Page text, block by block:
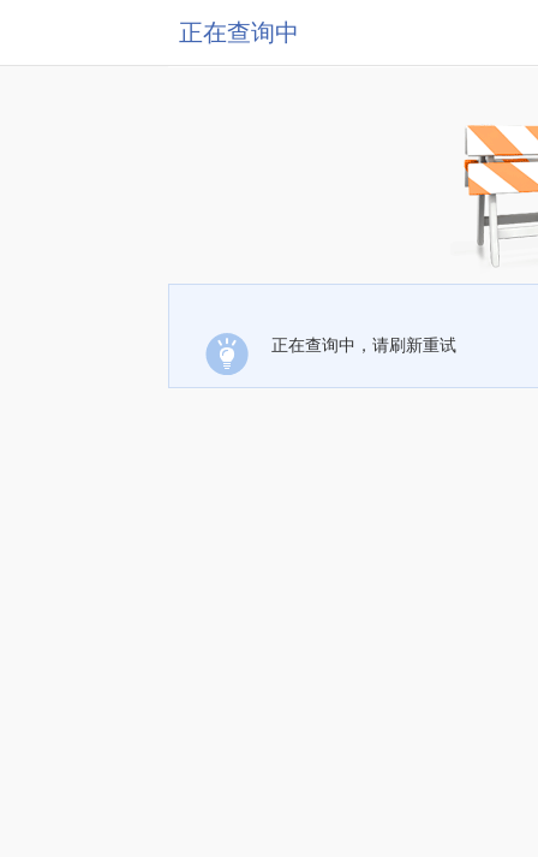
正在查询中
正在查询中，请刷新重试